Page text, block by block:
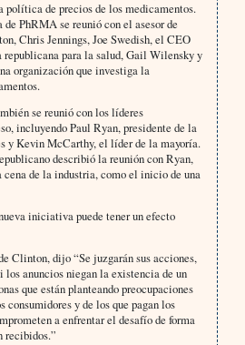
política de precios de los medicamentos.
PhRMA se reunió con el asesor de
Chris Jennings, Joe Swedish, el CEO
republicana para la salud, Gail Wilensky y
organización que investiga la
se reunió con los líderes
incluyendo Paul Ryan, presidente de la
y Kevin McCarthy, el líder de la mayoría.
describió la reunión con Ryan,
cena de la industria, como el inicio de una
iniciativa puede tener un efecto
Clinton, dijo “Se juzgarán sus acciones,
los anuncios niegan la existencia de un
que están planteando preocupaciones
consumidores y de los que pagan los
a enfrentar el desafío de forma
recibidos.”